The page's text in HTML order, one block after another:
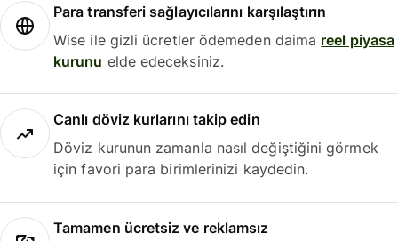
Para transferi sağlayıcılarını karşılaştırın
Wise ile gizli ücretler ödemeden daima reel piyasa
kurunu elde edeceksiniz.
Canlı döviz kurlarını takip edin
Döviz kurunun zamanla nasıl değiştiğini görmek
için favori para birimlerinizi kaydedin.
Tamamen ücretsiz ve reklamsız